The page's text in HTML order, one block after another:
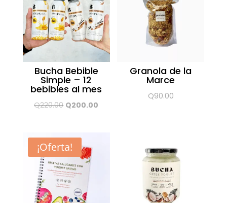
Bucha Bebible
Simple – 12
bebibles al mes
Q220.00 El
era:
Q220.00.
Q200.00
Granola de la
Marce
Q90.00
¡Oferta!